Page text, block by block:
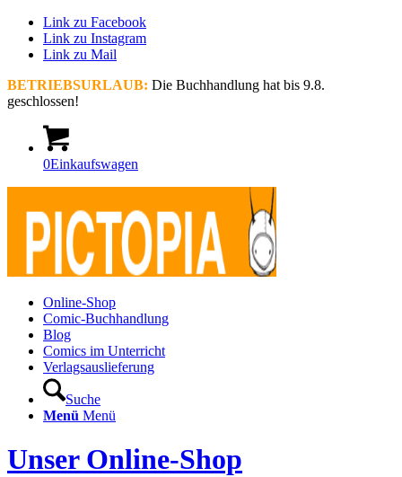
Link zu Facebook
Link zu Instagram
Link zu Mail
BETRIEBSURLAUB: Die Buchhandlung hat bis 9.8.
geschlossen!
0Einkaufswagen
Online-Shop
Comic-Buchhandlung
Blog
Comics im Unterricht
Verlagsauslieferung
Suche
Menü Menü
Unser Online-Shop